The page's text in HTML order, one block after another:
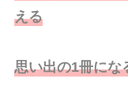
える
思い出の1冊にな